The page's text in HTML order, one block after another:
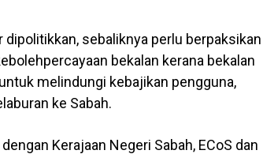
sebaliknya perlu berpaksikan
bekalan kerana bekalan
melindungi kebajikan pengguna,
ke Sabah.
Kerajaan Negeri Sabah, ECoS dan